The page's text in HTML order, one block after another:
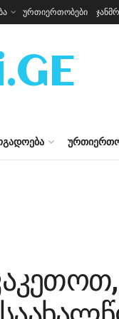
ურთიერთობები